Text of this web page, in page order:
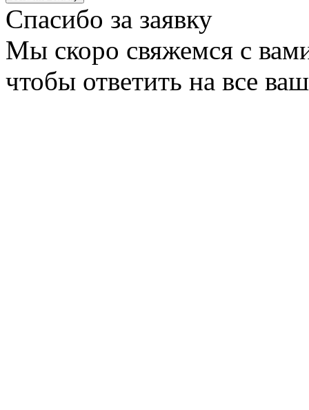
Спасибо за заявку
Мы скоро свяжемся с
чтобы ответить на все